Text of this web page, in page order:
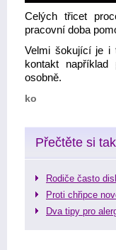
Celých třicet
pracovní doba
Velmi šokující je i
kontakt
osobně.
ko
Přečtěte si
Rodiče často
Proti chřipce
Dva tipy pro